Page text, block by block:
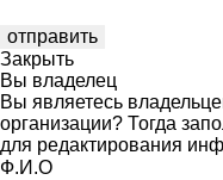
Закрыть
Вы владелец
Вы являетесь
организации? Тогда
для редактирования
Ф.И.О